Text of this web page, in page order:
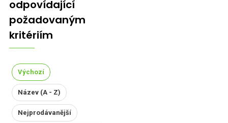
odpovídající
požadovaným
kritériím
Výchozí
Název (A - Z)
Nejprodávanější